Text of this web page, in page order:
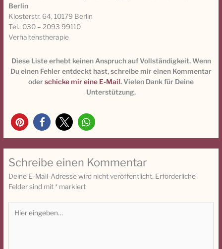
Berlin
Klosterstr. 64, 10179 Berlin
Tel.: 030 – 2093 99110
Verhaltenstherapie
Diese Liste erhebt keinen Anspruch auf Vollständigkeit. Wenn
Du einen Fehler entdeckt hast, schreibe mir einen Kommentar
oderschicke mir eine E-Mail. Vielen Dank für Deine
Unterstützung.
Schreibe einen Kommentar
Deine E-Mail-Adresse wird nicht veröffentlicht. Erforderliche
Felder sind mit* markiert
eingeben…